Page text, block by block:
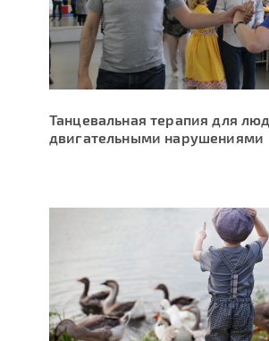
Танцевальная терапия для
двигательными нарушениями